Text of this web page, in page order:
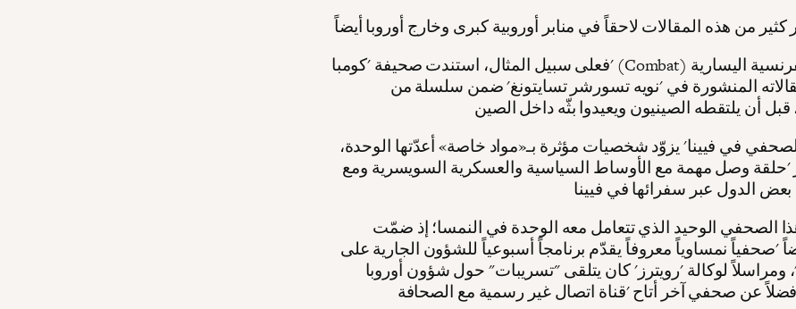
فعلى سبيل المثال، استندت صحيفة 'كومبا' (Combat) اليومية الفرنسية اليسارية
المنشورة في 'نويه تسورشر تسايتونغ' ضمن سلسلة من
في فيينا' يزوّد شخصيات مؤثرة بـ«مواد خاصة» أعدّتها الوحدة،
'حلقة وصل مهمة مع الأوساط السياسية والعسكرية السويسرية ومع
الصحفي الوحيد الذي تتعامل معه الوحدة في النمسا؛ إذ ضمّت
'صحفياً نمساوياً معروفاً يقدّم برنامجاً أسبوعياً للشؤون الجارية على
ومراسلاً لوكالة 'رويترز' كان يتلقى "تسريبات" حول شؤون أوروبا
عن صحفي آخر أتاح 'قناة اتصال غير رسمية مع الصحافة